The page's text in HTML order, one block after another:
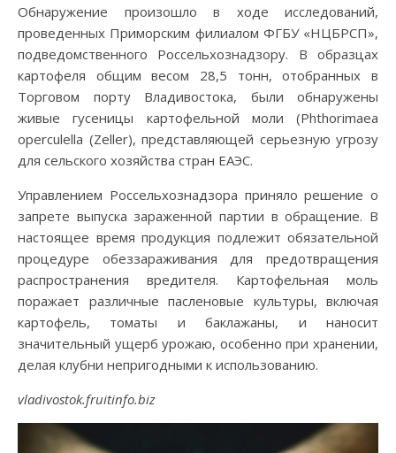
Обнаружение произошло в ходе исследований,
проведенных Приморским филиалом ФГБУ «НЦБРСП»,
подведомственного Россельхознадзору. В образцах
картофеля общим весом 28,5 тонн, отобранных в
Торговом порту Владивостока, были обнаружены
живые гусеницы картофельной моли (Phthorimaea
operculella (Zeller), представляющей серьезную угрозу
для сельского хозяйства стран ЕАЭС.
Управлением Россельхознадзора приняло решение о
запрете выпуска зараженной партии в обращение. В
настоящее время продукция подлежит обязательной
процедуре обеззараживания для предотвращения
распространения вредителя. Картофельная моль
поражает различные пасленовые культуры, включая
картофель, томаты и баклажаны, и наносит
значительный ущерб урожаю, особенно при хранении,
делая клубни непригодными к использованию.
vladivostok.fruitinfo.biz